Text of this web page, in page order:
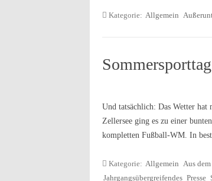
Kategorie: Allgemein
Und tatsächlich: Das Wetter
Zellersee ging es zu einer
kompletten Fußball-WM. In
Kategorie: Allgemein Aus
Jahrgangsübergreifendes Presse